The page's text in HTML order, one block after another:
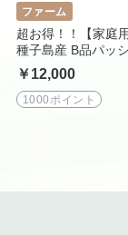
ファーム
超お得！！【家庭
種子島産 B品パッ
ツ5㎏（50-60個）
産地直送
￥12,000
1000ポイント